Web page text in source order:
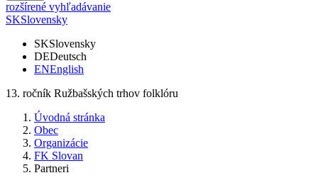
rozšírené vyhľadávanie
SKSlovensky
SKSlovensky
DEDeutsch
ENEnglish
13. ročník Ružbašských trhov folklóru
Úvodná stránka
Obec
Organizácie
FK Slovan
Partneri